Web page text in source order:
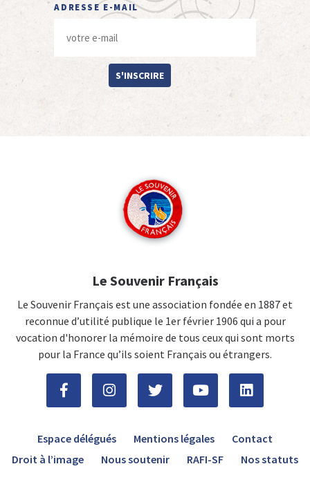
ADRESSE E-MAIL
S'INSCRIRE
Le Souvenir Français
Le Souvenir Français est une association fondée en 1887 et
reconnue d’utilité publique le 1er février 1906 qui a pour
vocation d'honorer la mémoire de tous ceux qui sont morts
pour la France qu’ils soient Français ou étrangers.
Espace délégués Mentions légales
Contact
Droit à l’image
Nous soutenir RAFI-SF Nos statuts